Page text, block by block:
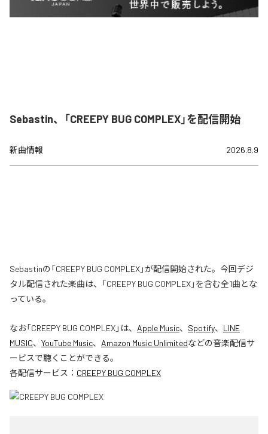
Sebastin、「CREEPY BUG COMPLEX」を配信開始
新曲情報 2026.8.9
Sebastinの「CREEPY BUG COMPLEX」が配信開始された。今回デジ
タル配信された楽曲は、「CREEPY BUG COMPLEX」を含む全1曲とな
っている。
なお「CREEPY BUG COMPLEX」は、 Apple Music、 Spotify、 LINE
MUSIC、 YouTube Music、 Amazon Music Unlimitedなどの音楽配信サ
ービスで聴くことができる。
各配信サービス： CREEPY BUG COMPLEX